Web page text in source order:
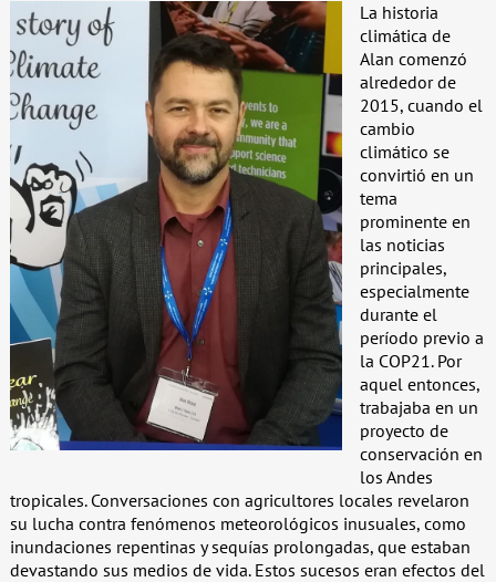
La historia
climática de
Alan comenzó
alrededor de
2015, cuando el
cambio
climático se
convirtió en un
tema
prominente en
las noticias
principales,
especialmente
durante el
período previo a
la COP21. Por
aquel entonces,
trabajaba en un
proyecto de
conservación en
los Andes
tropicales. Conversaciones con agricultores locales revelaron
su lucha contra fenómenos meteorológicos inusuales, como
inundaciones repentinas y sequías prolongadas, que estaban
devastando sus medios de vida. Estos sucesos eran efectos del